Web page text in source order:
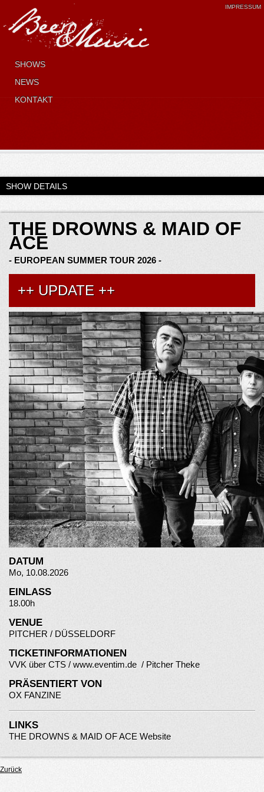
SHOWS
NEWS
KONTAKT
IMPRESSUM
SHOW DETAILS
THE DROWNS & MAID OF
ACE
- EUROPEAN SUMMER TOUR 2026 -
++ UPDATE ++
DATUM
Mo, 10.08.2026
EINLASS
18.00h
VENUE
PITCHER / DÜSSELDORF
TICKETINFORMATIONEN
VVK über CTS /www.eventim.de / Pitcher Theke
PRÄSENTIERT VON
OX FANZINE
LINKS
THE DROWNS & MAID OF ACE Website
Zurück